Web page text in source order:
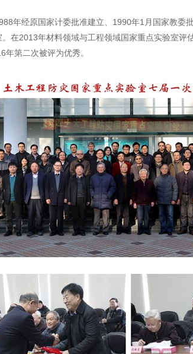
经原国家计委批准建立、1990年1月国家教委
在2013年材料领域与工程领域国家重点实验室评
第二次被评为优秀。